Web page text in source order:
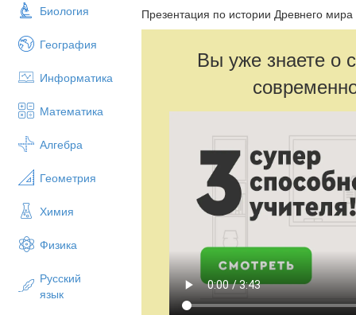
Биология
География
Информатика
Математика
Алгебра
Геометрия
Химия
Физика
Русский
язык
Презентация по истории Древнего
Вы уже знаете о